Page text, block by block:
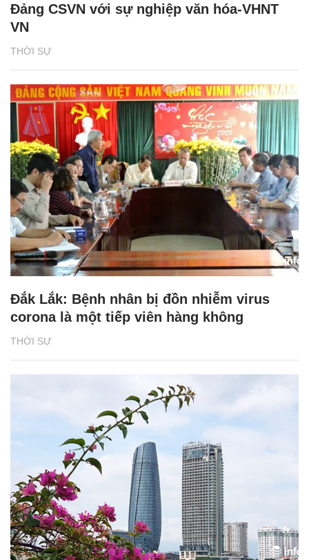
THỜI SỰ
Đảng CSVN với sự nghiệp văn hóa-VHNT
VN
THỜI SỰ
Đắk Lắk: Bệnh nhân bị đồn nhiễm virus
corona là một tiếp viên hàng không